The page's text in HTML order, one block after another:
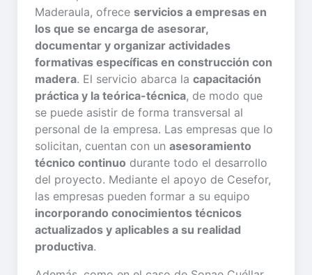
Maderaula, ofrece servicios a empresas en
los que se encarga de asesorar,
documentar y organizar actividades
formativas específicas en construcción con
madera. El servicio abarca la capacitación
práctica y la teórica-técnica, de modo que
se puede asistir de forma transversal al
personal de la empresa. Las empresas que lo
solicitan, cuentan con un asesoramiento
técnico continuo durante todo el desarrollo
del proyecto. Mediante el apoyo de Cesefor,
las empresas pueden formar a su equipo
incorporando conocimientos técnicos
actualizados y aplicables a su realidad
productiva.